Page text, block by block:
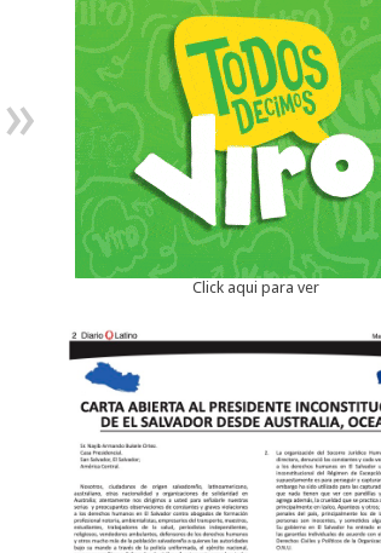
Click aqui para ver